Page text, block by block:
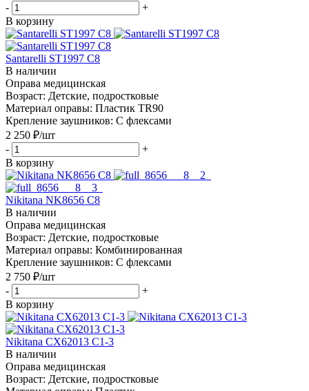
-
+
В корзину
Santarelli ST1997 C8
В наличии
Оправа медицинская
Возраст: Детские, подростковые
Материал оправы: Пластик TR90
Крепление заушников: С флексами
2 250 ₽/шт
-
+
В корзину
Nikitana NK8656 С8
В наличии
Оправа медицинская
Возраст: Детские, подростковые
Материал оправы: Комбинированная
Крепление заушников: С флексами
2 750 ₽/шт
-
+
В корзину
Nikitana CX62013 C1-3
В наличии
Оправа медицинская
Возраст: Детские, подростковые